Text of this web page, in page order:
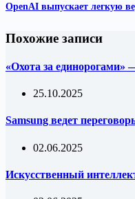
OpenAI выпускает легкую
Похожие записи
«Охота за единорогами»
25.10.2025
Samsung ведет
02.06.2025
Искусственный